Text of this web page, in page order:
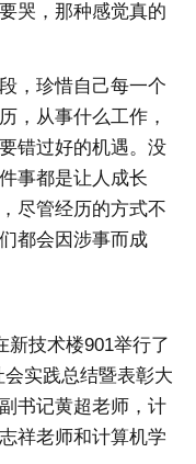
哭，那种感觉真的
，珍惜自己每一个
，从事什么工作，
错过好的机遇。没
事都是让人成长
尽管经历的方式不
都会因涉事而成
新技术楼901举行了
会实践总结暨表彰大
书记黄超老师，计
祥老师和计算机学